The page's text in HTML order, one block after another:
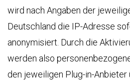
wird nach Angaben der
Deutschland die IP-Adresse
anonymisiert. Durch die
werden also
den jeweiligen Plug-in-